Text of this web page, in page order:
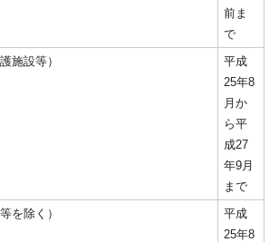
前ま
で
施設等）
平成
25年8
月か
ら平
成27
年9月
まで
を除く）
平成
25年8